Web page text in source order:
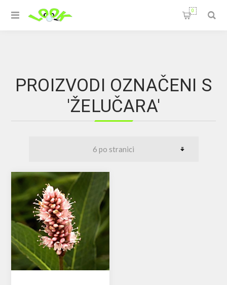
0
PROIZVODI OZNAČENI S
'ŽELUČARA'